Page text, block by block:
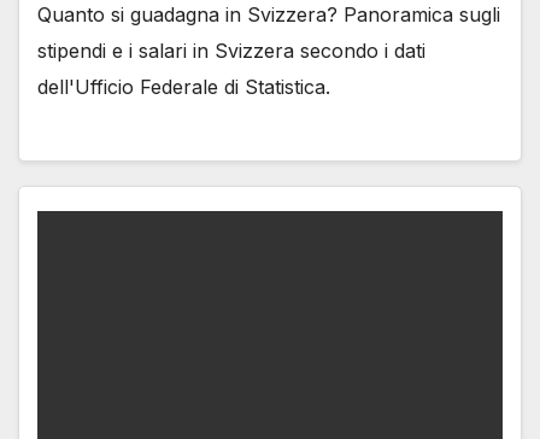
Quanto si guadagna in Svizzera? Panoramica sugli
stipendi e i salari in Svizzera secondo i dati
dell'Ufficio Federale di Statistica.